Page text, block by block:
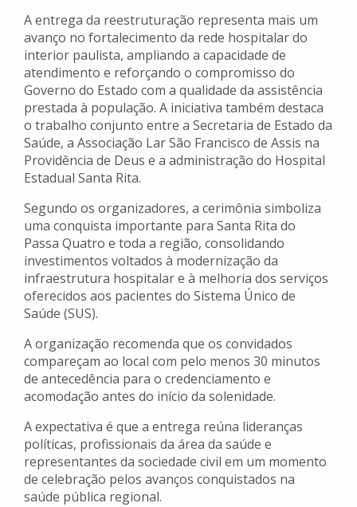
A entrega da reestruturação representa mais um
avanço no fortalecimento da rede hospitalar do
interior paulista, ampliando a capacidade de
atendimento e reforçando o compromisso do
Governo do Estado com a qualidade da assistência
prestada à população. A iniciativa também destaca
o trabalho conjunto entre a Secretaria de Estado da
Saúde, a Associação Lar São Francisco de Assis na
Providência de Deus e a administração do Hospital
Estadual Santa Rita.
Segundo os organizadores, a cerimônia simboliza
uma conquista importante para Santa Rita do
Passa Quatro e toda a região, consolidando
investimentos voltados à modernização da
infraestrutura hospitalar e à melhoria dos serviços
oferecidos aos pacientes do Sistema Único de
Saúde (SUS).
A organização recomenda que os convidados
compareçam ao local com pelo menos 30 minutos
de antecedência para o credenciamento e
acomodação antes do início da solenidade.
A expectativa é que a entrega reúna lideranças
políticas, profissionais da área da saúde e
representantes da sociedade civil em um momento
de celebração pelos avanços conquistados na
saúde pública regional.